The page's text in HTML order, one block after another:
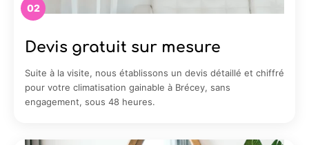
02
Devis gratuit sur mesure
Suite à la visite, nous établissons un devis détaillé et chiffré
pour votre climatisation gainable à Brécey, sans
engagement, sous 48 heures.